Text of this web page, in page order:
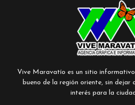
Vive Maravatío es un sitio
bueno de la región oriente, sin dejar
interés para la